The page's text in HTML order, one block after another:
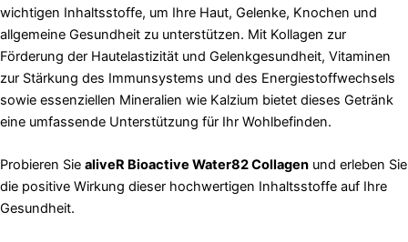
wichtigen Inhaltsstoffe, um Ihre Haut, Gelenke, Knochen und
allgemeine Gesundheit zu unterstützen. Mit Kollagen zur
Förderung der Hautelastizität und Gelenkgesundheit, Vitaminen
zur Stärkung des Immunsystems und des Energiestoffwechsels
sowie essenziellen Mineralien wie Kalzium bietet dieses Getränk
eine umfassende Unterstützung für Ihr Wohlbefinden.
Probieren Sie aliveR Bioactive Water82 Collagen und erleben Sie
die positive Wirkung dieser hochwertigen Inhaltsstoffe auf Ihre
Gesundheit.